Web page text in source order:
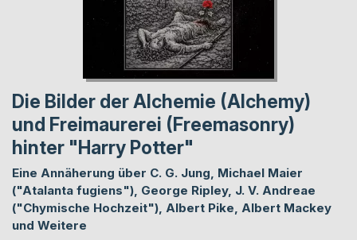
Die Bilder der Alchemie (Alchemy)
und Freimaurerei (Freemasonry)
hinter "Harry Potter"
Eine Annäherung über C. G. Jung, Michael Maier
("Atalanta fugiens"), George Ripley, J. V. Andreae
("Chymische Hochzeit"), Albert Pike, Albert Mackey
und Weitere